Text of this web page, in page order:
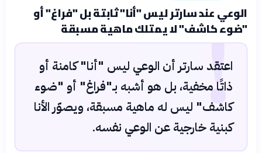
الوعي عند سارتر ليس "أنا" ثابتة بل "فراغ" أو
"ضوء كاشف" لا يمتلك ماهية مسبقة
!
اعتقد سارتر أن الوعي ليس "أنا" كامنة أو
ذاتًا مخفية، بل هو أشبه بـ"فراغ" أو "ضوء
كاشف" ليس له ماهية مسبقة، ويصوّر الأنا
كبنية خارجية عن الوعي نفسه.